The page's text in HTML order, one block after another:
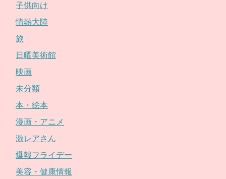
子供向け
情熱大陸
旅
日曜美術館
映画
未分類
本・絵本
漫画・アニメ
激レアさん
爆報フライデー
美容・健康情報